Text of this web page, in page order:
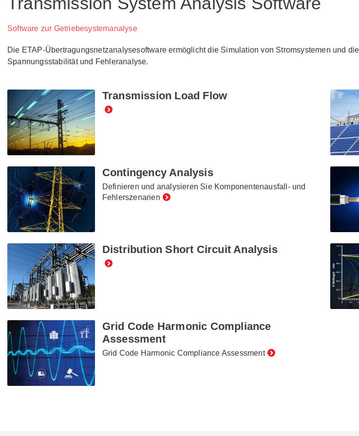
Software zur Getriebesystemanalyse
Die ETAP-Übertragungsnetzanalysesoftware ermöglicht die Simulation von Stromsystemen und
Spannungsstabilität und Fehleranalyse.
Transmission Load Flow
Contingency Analysis
Definieren und analysieren Sie Komponentenausfall- und
Fehlerszenarien
Distribution Short Circuit Analysis
Grid Code Harmonic Compliance
Assessment
Grid Code Harmonic Compliance Assessment